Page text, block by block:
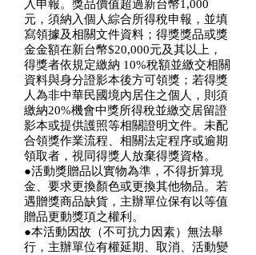
入申報。獎品價值超過新台幣1,000
元，須納入個人綜合所得稅申報，並填
寫領據及相關文件資料；得獎獎品或獎
金金額在新台幣$20,000元及其以上，
得獎者依規定繳納 10%稅額並繳交相關
資料與身分證影本後方可領獎；若得獎
人為非中華民國境內居住之個人，則須
繳納20%機會中獎所得稅並繳交居留證
影本或提供護照等相關證明文件。未配
合領獎作業流程、相關法定程序或逾期
領取者，視同得獎人放棄得獎資格。
●活動獎贈品以實物為準，不得折算現
金、要求更換顏色或更換其他物品。若
遇贈獎商品缺貨，主辦單位保有以等值
贈品更動獎項之權利。
●本活動因故（不可抗力因素）無法舉
行，主辦單位有權延期、取消、活動變